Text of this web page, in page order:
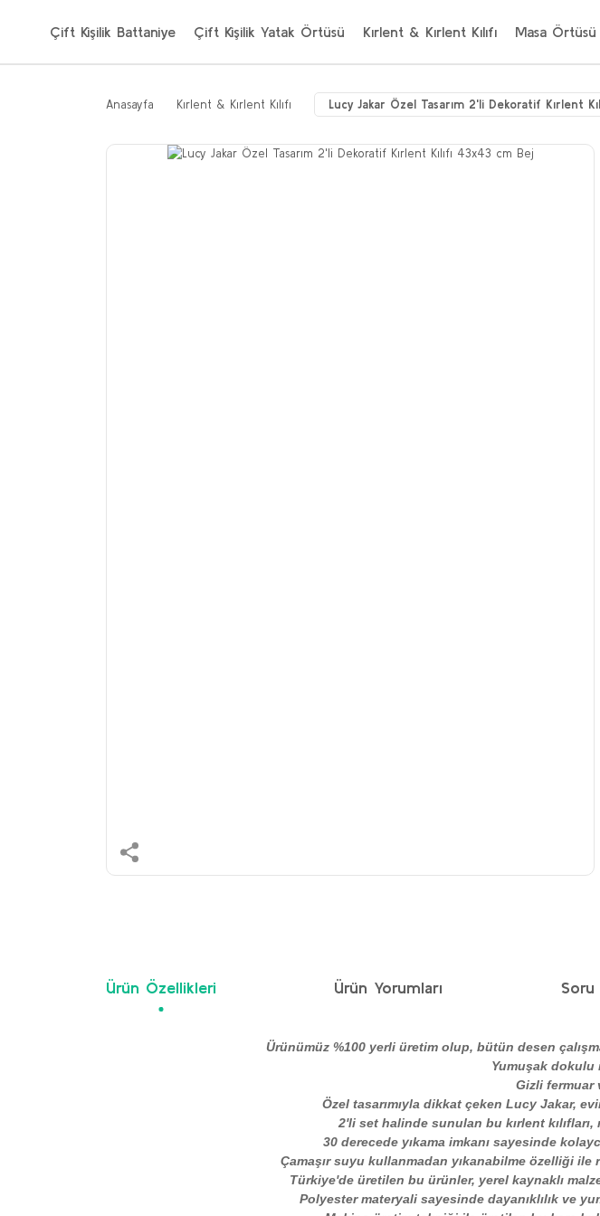
Çift Kişilik Battaniye Çift Kişilik Yatak Örtüsü Kırlent & Kırlent Kılıfı Masa Örtüsü
Anasayfa Kırlent & Kırlent Kılıfı Lucy Jakar Özel Tasarım 2'li Dekoratif Kırlent
Ürün Özellikleri Ürün Yorumları Soru
Ürünümüz %100 yerli üretim olup, bütün desen
Yumuşak
Gizli fermuar
Özel tasarımıyla dikkat çeken Lucy Jakar,
2'li set halinde sunulan bu kırlent kılıfları,
30 derecede yıkama imkanı sayesinde
Çamaşır suyu kullanmadan yıkanabilme özelliği ile
Türkiye'de üretilen bu ürünler, yerel kaynaklı
Polyester materyali sayesinde dayanıklılık ve